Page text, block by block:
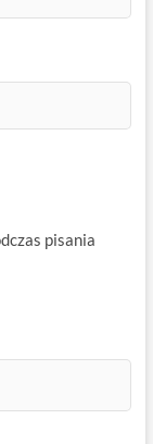
pisania